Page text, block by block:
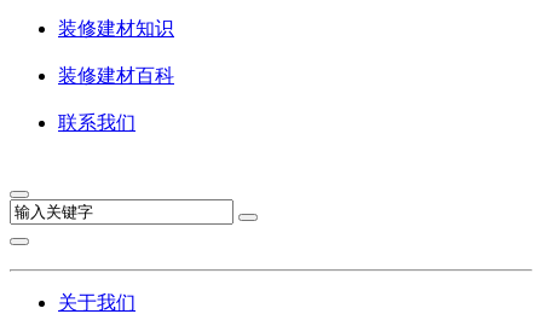
装修建材知识
装修建材百科
联系我们
关于我们